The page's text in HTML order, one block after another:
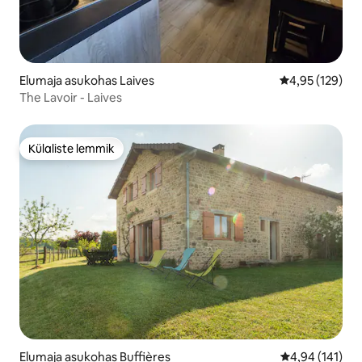
Elumaja asukohas Laives Keskmine
4,95 (129)
The Lavoir - Laives
Külaliste lemmik
Külaliste lemmik
Elumaja asukohas Buffières Keskmine
4,94 (141)